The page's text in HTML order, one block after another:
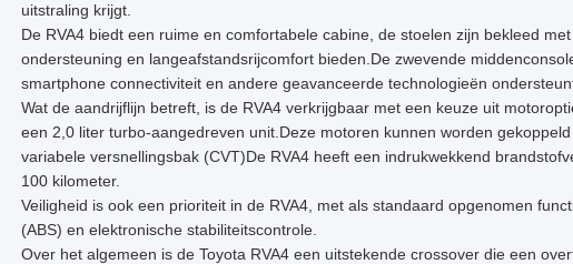
uitstraling krijgt.
De RVA4 biedt een ruime en comfortabele cabine, de stoelen zijn bekleed
ondersteuning en langeafstandsrijcomfort bieden.De zwevende
smartphone connectiviteit en andere geavanceerde technologieën
Wat de aandrijflijn betreft, is de RVA4 verkrijgbaar met een keuze uit
een 2,0 liter turbo-aangedreven unit.Deze motoren kunnen worden
variabele versnellingsbak (CVT)De RVA4 heeft een indrukwekkend
100 kilometer.
Veiligheid is ook een prioriteit in de RVA4, met als standaard opgenomen
(ABS) en elektronische stabiliteitscontrole.
Over het algemeen is de Toyota RVA4 een uitstekende crossover die een